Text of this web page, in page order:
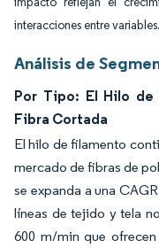
interacciones entre variables.
Análisis de
Por Tipo: El Hilo de
Fibra Cortada
El hilo de filamento
mercado de fibras de
se expanda a una
líneas de tejido y tela
600 m/min que